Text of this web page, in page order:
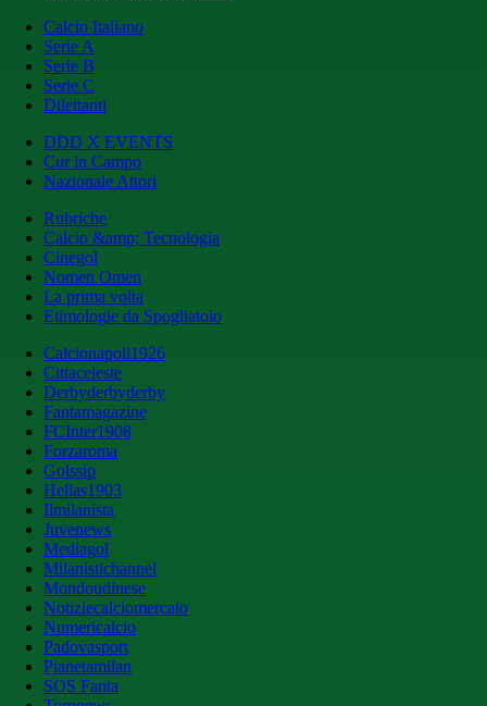
Calcio Italiano
Serie A
Serie B
Serie C
Dilettanti
DDD X EVENTS
Cur in Campo
Nazionale Attori
Rubriche
Calcio &amp; Tecnologia
Cinegol
Nomen Omen
La prima volta
Etimologie da Spogliatoio
Calcionapoli1926
Cittaceleste
Derbyderbyderby
Fantamagazine
FCInter1908
Forzaroma
Golssip
Hellas1903
Ilmilanista
Juvenews
Mediagol
Milanistichannel
Mondoudinese
Notiziecalciomercato
Numericalcio
Padovasport
Pianetamilan
SOS Fanta